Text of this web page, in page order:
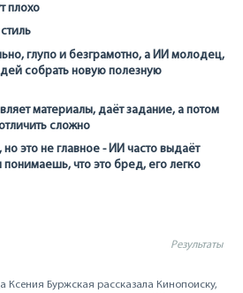
плохо
глупо и безграмотно, а ИИ молодец,
собрать новую полезную
материалы, даёт задание, а потом
сложно
это не главное - ИИ часто выдаёт
что это бред, его легко
Результаты
Ксения Буржская рассказала Кинопоиску,